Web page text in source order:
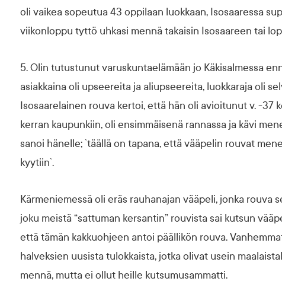
oli vaikea sopeutua 43 oppilaan luokkaan, Isosaaressa
viikonloppu tyttö uhkasi mennä takaisin Isosaareen tai
5. Olin tutustunut varuskuntaelämään jo Käkisalmessa
asiakkaina oli upseereita ja aliupseereita, luokkaraja oli
Isosaarelainen rouva kertoi, että hän oli avioitunut v. -37
kerran kaupunkiin, oli ensimmäisenä rannassa ja kävi
sanoi hänelle; `täällä on tapana, että vääpelin rouvat
kyytiin`.
Kärmeniemessä oli eräs rauhanajan vääpeli, jonka rouva
joku meistä “sattuman kersantin” rouvista sai kutsun
että tämän kakkuohjeen antoi päällikön rouva.
halveksien uusista tulokkaista, jotka olivat usein
mennä, mutta ei ollut heille kutsumusammatti.